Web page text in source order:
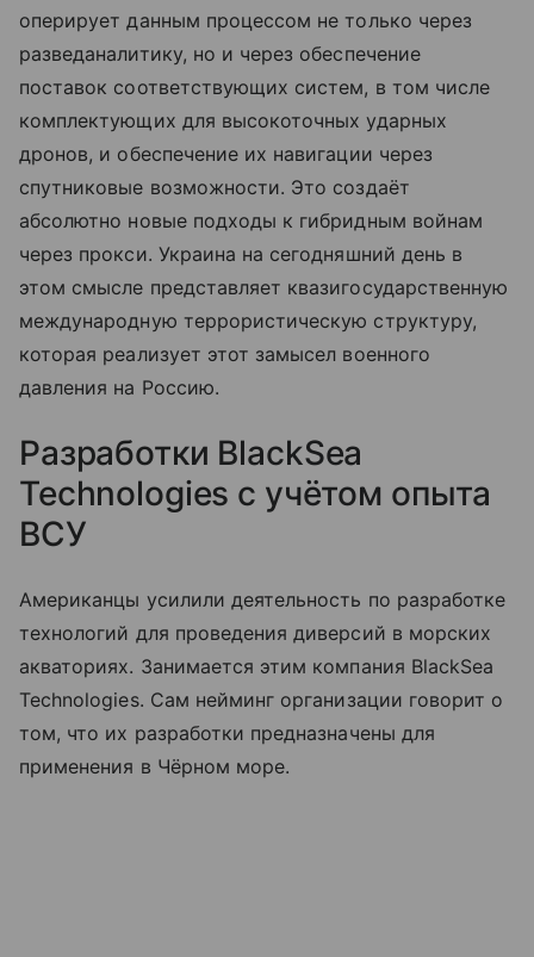
оперирует данным процессом не только через
разведаналитику, но и через обеспечение
поставок соответствующих систем, в том числе
комплектующих для высокоточных ударных
дронов, и обеспечение их навигации через
спутниковые возможности. Это создаёт
абсолютно новые подходы к гибридным войнам
через прокси. Украина на сегодняшний день в
этом смысле представляет квазигосударственную
международную террористическую структуру,
которая реализует этот замысел военного
давления на Россию.
Разработки BlackSea
Technologies с учётом опыта
ВСУ
Американцы усилили деятельность по разработке
технологий для проведения диверсий в морских
акваториях. Занимается этим компания BlackSea
Technologies. Сам нейминг организации говорит о
том, что их разработки предназначены для
применения в Чёрном море.